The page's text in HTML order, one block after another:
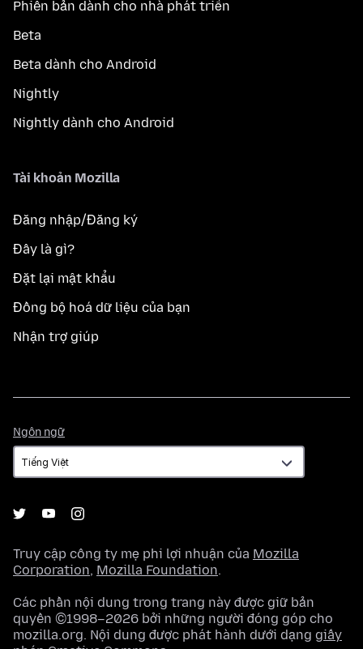
Phiên bản dành cho nhà phát triển
Beta
Beta dành cho Android
Nightly
Nightly dành cho Android
Tài khoản Mozilla
Đăng nhập/Đăng ký
Đây là gì?
Đặt lại mật khẩu
Đồng bộ hoá dữ liệu của bạn
Nhận trợ giúp
Ngôn ngữ
ngữ
Truy cập công ty mẹ phi lợi nhuận của Mozilla
Corporation, Mozilla Foundation.
Các phần nội dung trong trang này được giữ bản
quyền ©1998–2026 bởi những người đóng góp cho
mozilla.org. Nội dung được phát hành dưới dạng giấy